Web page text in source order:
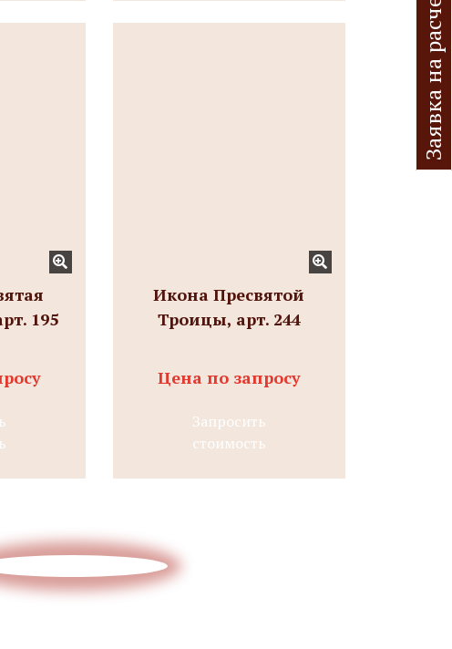
195
Икона Пресвятой
Троицы, арт. 244
Цена по запросу
Запросить
стоимость
З
а
я
в
к
а
а
р
а
с
ч
е
т
и
з
д
е
л
и